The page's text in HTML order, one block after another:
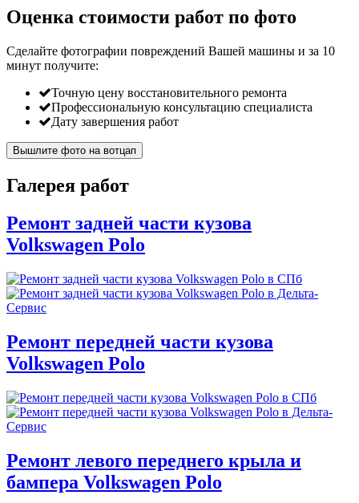
Оценка стоимости работ по фото
Сделайте фотографии повреждений Вашей машины и за 10
минут получите:
Точную цену восстановительного ремонта
Профессиональную консультацию специалиста
Дату завершения работ
Вышлите фото на вотцап
Галерея работ
Ремонт задней части кузова
Volkswagen Polo
Ремонт передней части кузова
Volkswagen Polo
Ремонт левого переднего крыла и
бампера Volkswagen Polo